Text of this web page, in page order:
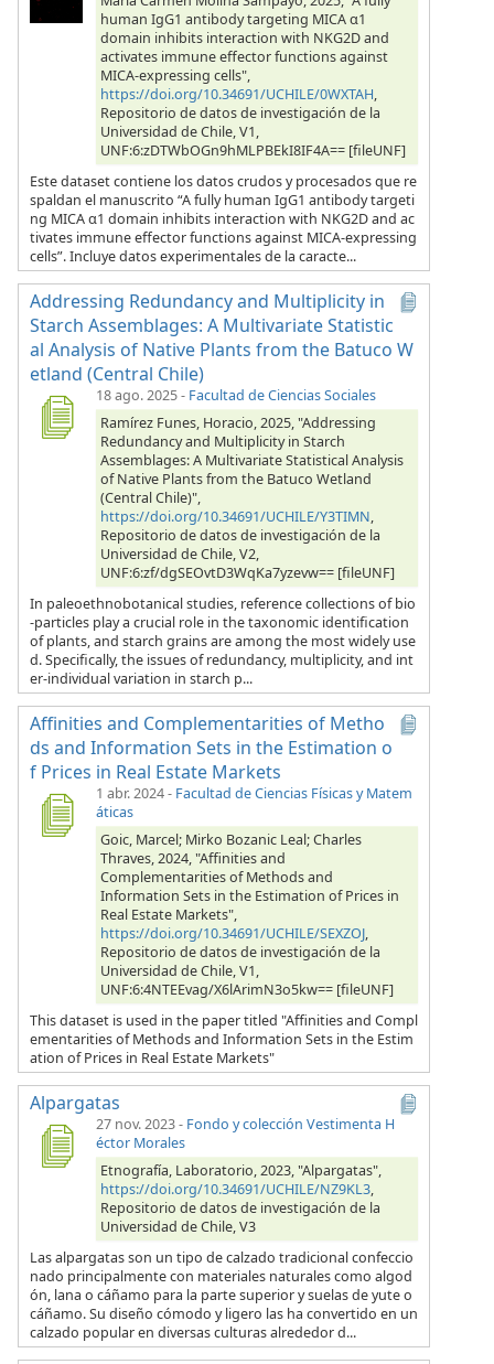
human IgG1 antibody targeting MICA α1
domain inhibits interaction with NKG2D and
activates immune effector functions against
MICA-expressing cells",
https://doi.org/10.34691/UCHILE/0WXTAH,
Repositorio de datos de investigación de la
Universidad de Chile, V1,
UNF:6:zDTWbOGn9hMLPBEkI8IF4A== [fileUNF]
Este dataset contiene los datos crudos y procesados que re
spaldan el manuscrito “A fully human IgG1 antibody targeti
ng MICA α1 domain inhibits interaction with NKG2D and ac
tivates immune effector functions against MICA-expressing
cells”. Incluye datos experimentales de la caracte...
Addressing Redundancy and Multiplicity in
Starch Assemblages: A Multivariate Statistic
al Analysis of Native Plants from the Batuco W
etland (Central Chile)
18 ago. 2025- Facultad de Ciencias Sociales
Ramírez Funes, Horacio, 2025, "Addressing
Redundancy and Multiplicity in Starch
Assemblages: A Multivariate Statistical Analysis
of Native Plants from the Batuco Wetland
(Central Chile)",
https://doi.org/10.34691/UCHILE/Y3TIMN,
Repositorio de datos de investigación de la
Universidad de Chile, V2,
UNF:6:zf/dgSEOvtD3WqKa7yzevw== [fileUNF]
In paleoethnobotanical studies, reference collections of bio
-particles play a crucial role in the taxonomic identification
of plants, and starch grains are among the most widely use
d. Specifically, the issues of redundancy, multiplicity, and int
er-individual variation in starch p...
Affinities and Complementarities of Metho
ds and Information Sets in the Estimation o
f Prices in Real Estate Markets
1 abr. 2024- Facultad de Ciencias Físicas y Matem
áticas
Goic, Marcel; Mirko Bozanic Leal; Charles
Thraves, 2024, "Affinities and
Complementarities of Methods and
Information Sets in the Estimation of Prices in
Real Estate Markets",
https://doi.org/10.34691/UCHILE/SEXZOJ,
Repositorio de datos de investigación de la
Universidad de Chile, V1,
UNF:6:4NTEEvag/X6lArimN3o5kw== [fileUNF]
This dataset is used in the paper titled "Affinities and Compl
ementarities of Methods and Information Sets in the Estim
ation of Prices in Real Estate Markets"
Alpargatas
27 nov. 2023- Fondo y colección Vestimenta H
éctor Morales
Etnografía, Laboratorio, 2023, "Alpargatas",
https://doi.org/10.34691/UCHILE/NZ9KL3,
Repositorio de datos de investigación de la
Universidad de Chile, V3
Las alpargatas son un tipo de calzado tradicional confeccio
nado principalmente con materiales naturales como algod
ón, lana o cáñamo para la parte superior y suelas de yute o
cáñamo. Su diseño cómodo y ligero las ha convertido en un
calzado popular en diversas culturas alrededor d...